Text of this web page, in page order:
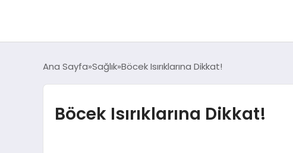
Ana Sayfa Sağlık Böcek Isırıklarına Dikkat!
Böcek Isırıklarına Dikkat!